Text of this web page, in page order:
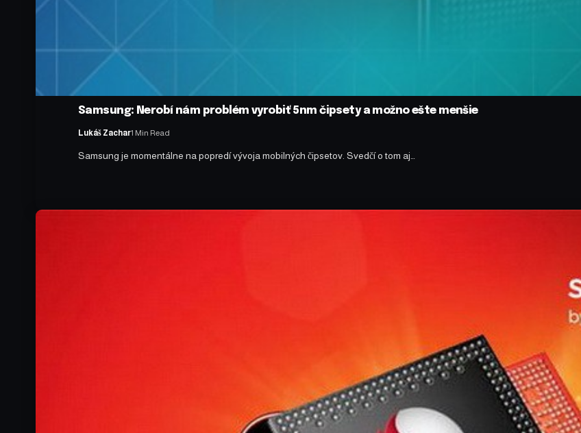
Samsung: Nerobí nám problém vyrobiť 5nm čipsety a možno ešte menšie
Lukáš Zachar1 Min Read
Samsung je momentálne na popredí vývoja mobilných čipsetov. Svedčí o tom aj…